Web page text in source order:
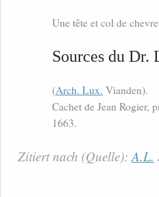
Une tête et col de
Sources du Dr.
(Arch. Lux. Vianden).
Cachet de Jean Rogier,
1663.
Zitiert nach (Quelle):A.L.